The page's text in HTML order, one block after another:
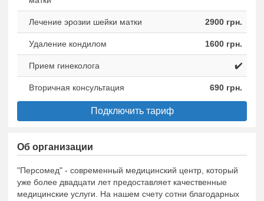
Лечение эрозии шейки матки 2900 грн.
Удаление кондилом 1600 грн.
Прием гинеколога ✔️
Вторичная консультация 690 грн.
Подключить тариф
Об организации
"Персомед" - современный медицинский центр, который
уже более двадцати лет предоставляет качественные
медицинские услуги. На нашем счету сотни благодарных